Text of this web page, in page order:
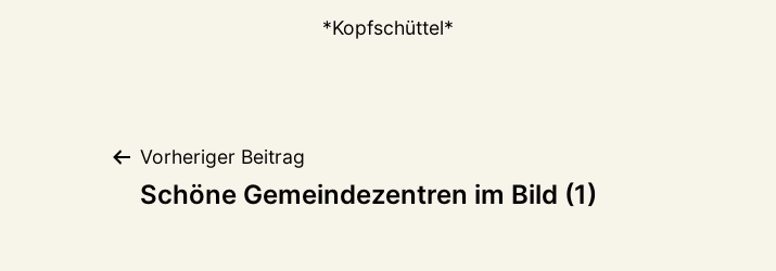
*Kopfschüttel*
Beitragsnavigation
Vorheriger Beitrag
Schöne Gemeindezentren im Bild (1)